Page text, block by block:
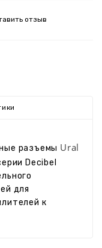
отзыв
разъемы Ural
Decibel
для
к